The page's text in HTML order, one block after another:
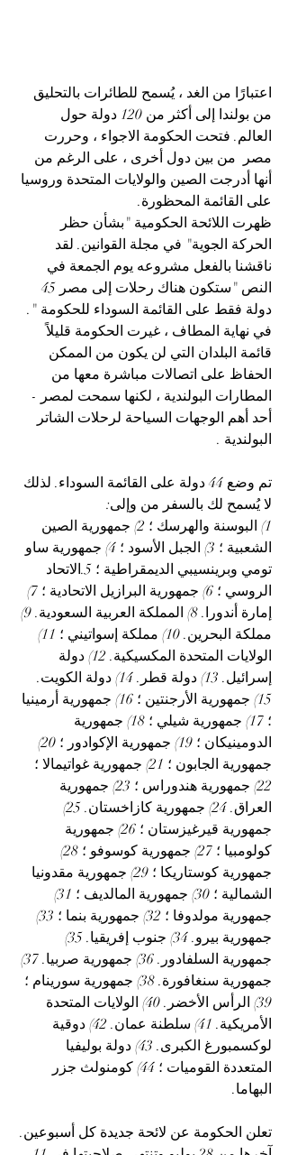
اعتبارًا من الغد ، يُسمح للطائرات بالتحليق
من بولندا إلى أكثر من 120 دولة حول
العالم. فتحت الحكومة الاجواء ، وحررت
مصر  من بين دول أخرى ، على الرغم من
أنها أدرجت الصين والولايات المتحدة وروسيا
على القائمة المحظورة.
ظهرت اللائحة الحكومية "بشأن حظر
الحركة الجوية" في مجلة القوانين. لقد
ناقشنا بالفعل مشروعه يوم الجمعة في
دولة فقط على القائمة السوداء للحكومة ".
في نهاية المطاف ، غيرت الحكومة قليلاً
قائمة البلدان التي لن يكون من الممكن
الحفاظ على اتصالات مباشرة معها من
المطارات البولندية ، لكنها سمحت لمصر -
أحد أهم الوجهات السياحة لرحلات الشاتر
البولندية .
تم وضع 44 دولة على القائمة السوداء. لذلك
لا يُسمح لك بالسفر من وإلى:
1) البوسنة والهرسك ؛ 2) جمهورية الصين
الشعبية ؛ 3) الجبل الأسود ؛ 4) جمهورية ساو
تومي وبرينسيبي الديمقراطية ؛ 5.الاتحاد
الروسي ؛ 6) جمهورية البرازيل الاتحادية ؛ 7)
إمارة أندورا. 8) المملكة العربية السعودية. 9)
مملكة البحرين. 10) مملكة إسواتيني ؛ 11)
الولايات المتحدة المكسيكية. 12) دولة
إسرائيل. 13) دولة قطر. 14) دولة الكويت.
15) جمهورية الأرجنتين ؛ 16) جمهورية أرمينيا
؛ 17) جمهورية شيلي ؛ 18) جمهورية
الدومينيكان ؛ 19) جمهورية الإكوادور ؛ 20)
جمهورية الجابون ؛ 21) جمهورية غواتيمالا ؛
22) جمهورية هندوراس ؛ 23) جمهورية
العراق. 24) جمهورية كازاخستان. 25)
جمهورية قيرغيزستان ؛ 26) جمهورية
كولومبيا ؛ 27) جمهورية كوسوفو ؛ 28)
جمهورية كوستاريكا ؛ 29) جمهورية مقدونيا
الشمالية ؛ 30) جمهورية المالديف ؛ 31)
جمهورية مولدوفا ؛ 32) جمهورية بنما ؛ 33)
جمهورية بيرو. 34) جنوب إفريقيا. 35)
جمهورية السلفادور. 36) جمهورية صربيا. 37)
جمهورية سنغافورة. 38) جمهورية سورينام ؛
39) الرأس الأخضر. 40) الولايات المتحدة
الأمريكية. 41) سلطنة عمان. 42) دوقية
لوكسمبورغ الكبرى. 43) دولة بوليفيا
المتعددة القوميات ؛ 44) كومنولث جزر
البهاما.
تعلن الحكومة عن لائحة جديدة كل أسبوعين.